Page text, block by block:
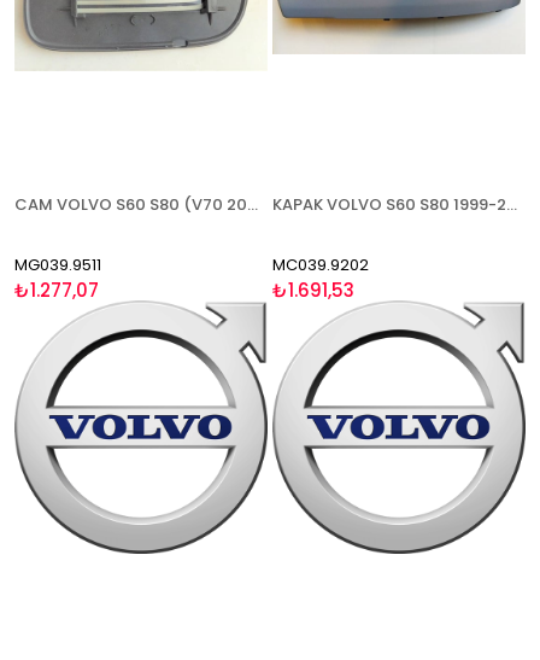
CAM VOLVO S60 S80 (V70 2000-2004) 1999-2003 ISITMALI SAĞ
MG039.9511
₺1.277,07
KAPAK VOLVO S60 S80 1999-2003 ASTARLI SOL
MC039.9202
₺1.691,53